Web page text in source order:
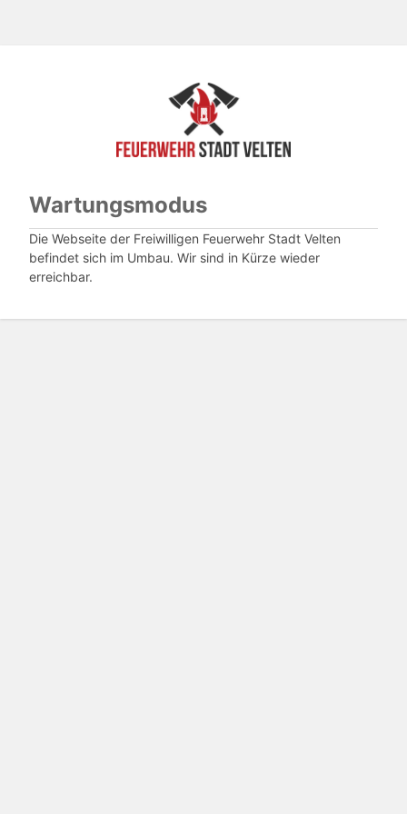
Wartungsmodus
Die Webseite der Freiwilligen Feuerwehr Stadt Velten
befindet sich im Umbau. Wir sind in Kürze wieder
erreichbar.